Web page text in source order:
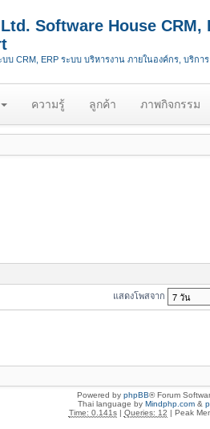
Software House
บ CRM, ERP ระบบ บริหารงาน ภายในองค์กร, บริกา
ความรู้ ลูกค้า ภาพกิจกรรม
แสดงโพสจาก
Powered by phpBB® Forum
Thai language by Mindphp.com&
Time: 0.141s| Queries: 12 | Peak